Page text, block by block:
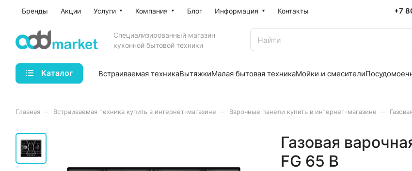
Бренды Акции Услуги Компания Блог Информация Контакты +7
Специализированный магазин
кухонной бытовой техники
Каталог Встраиваемая техникаВытяжкиМалая бытовая техникаМойки и смесители
Главная Встраиваемая техника купить в интернет-магазине Варочные панели купить в интернет-магазине
Газовая
FG 65 B